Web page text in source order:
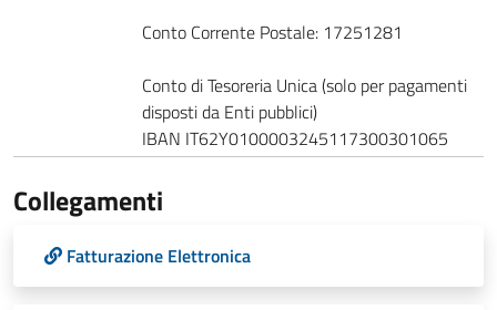
Conto Corrente Postale: 17251281
Conto di Tesoreria Unica (solo per pagamenti
disposti da Enti pubblici)
IBAN IT62Y0100003245117300301065
Collegamenti
Fatturazione Elettronica